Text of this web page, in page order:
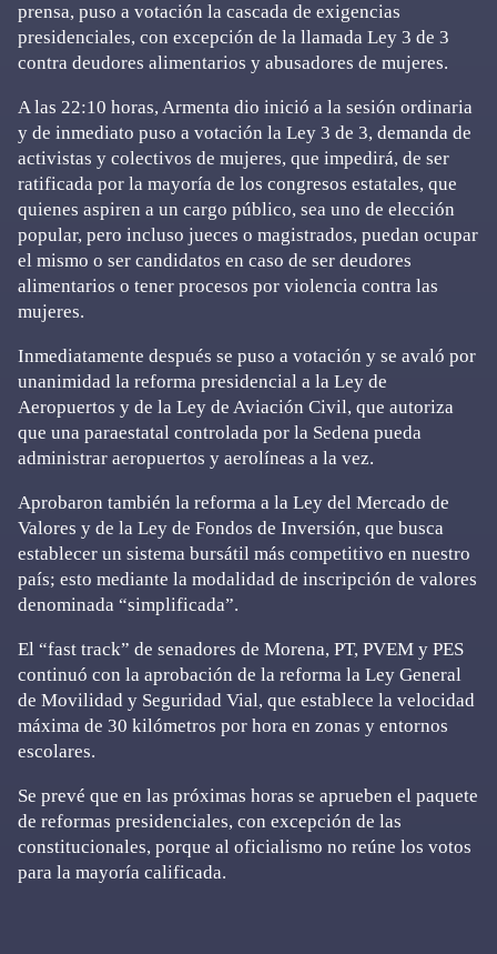
prensa, puso a votación la cascada de exigencias
presidenciales, con excepción de la llamada Ley 3 de 3
contra deudores alimentarios y abusadores de mujeres.
A las 22:10 horas, Armenta dio inició a la sesión ordinaria
y de inmediato puso a votación la Ley 3 de 3, demanda de
activistas y colectivos de mujeres, que impedirá, de ser
ratificada por la mayoría de los congresos estatales, que
quienes aspiren a un cargo público, sea uno de elección
popular, pero incluso jueces o magistrados, puedan ocupar
el mismo o ser candidatos en caso de ser deudores
alimentarios o tener procesos por violencia contra las
mujeres.
Inmediatamente después se puso a votación y se avaló por
unanimidad la reforma presidencial a la Ley de
Aeropuertos y de la Ley de Aviación Civil, que autoriza
que una paraestatal controlada por la Sedena pueda
administrar aeropuertos y aerolíneas a la vez.
Aprobaron también la reforma a la Ley del Mercado de
Valores y de la Ley de Fondos de Inversión, que busca
establecer un sistema bursátil más competitivo en nuestro
país; esto mediante la modalidad de inscripción de valores
denominada “simplificada”.
El “fast track” de senadores de Morena, PT, PVEM y PES
continuó con la aprobación de la reforma la Ley General
de Movilidad y Seguridad Vial, que establece la velocidad
máxima de 30 kilómetros por hora en zonas y entornos
escolares.
Se prevé que en las próximas horas se aprueben el paquete
de reformas presidenciales, con excepción de las
constitucionales, porque al oficialismo no reúne los votos
para la mayoría calificada.